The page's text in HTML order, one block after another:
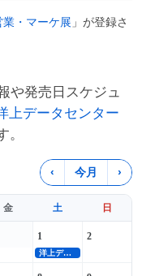
・マーケ展 」が登録さ
や発売日スケジュ
上データセンター
。
‹ 今月 ›
金 土 日
1 2
洋上データセンター開発